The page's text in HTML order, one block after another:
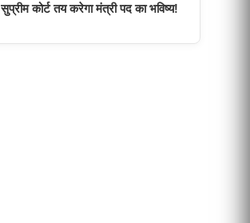
सुप्रीम कोर्ट तय करेगा मंत्री पद का भविष्य!